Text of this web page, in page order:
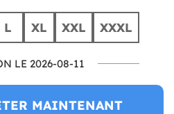
L XL XXL XXXL
LE 2026-08-11
MAINTENANT